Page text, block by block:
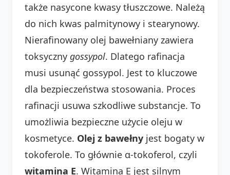
także nasycone kwasy tłuszczowe. Należą
do nich kwas palmitynowy i stearynowy.
Nierafinowany olej bawełniany zawiera
toksyczny gossypol. Dlatego rafinacja
musi usunąć gossypol. Jest to kluczowe
dla bezpieczeństwa stosowania. Proces
rafinacji usuwa szkodliwe substancje. To
umożliwia bezpieczne użycie oleju w
kosmetyce. Olej z bawełny jest bogaty w
tokoferole. To głównie α-tokoferol, czyli
witamina E. Witamina E jest silnym